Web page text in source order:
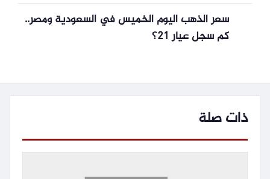
سعر الذهب اليوم الخميس في السعودية ومصر..
كم سجل عيار 21؟
ذات صلة